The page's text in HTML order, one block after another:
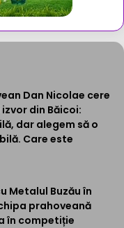
Dan Nicolae cere
din Băicoi:
dar alegem să o
Care este
Metalul Buzău în
prahoveană
în competiție